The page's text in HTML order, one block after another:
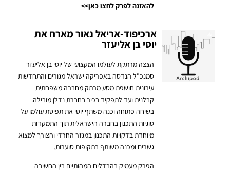
להאזנה לפרק לחצו כאן>>
ארכיפוד-אריאל נאור מארח את
יוסי בן אליעזר
הצצה מרתקת לעולמו המקצועי של יוסי בן אליעזר
סמנכ"ל הנדסה באפריקה ישראל מגורים והתחדשות
עירונית חושפת מסע מרתק מחברה משפחתית
קבלנית ועד לתפקיד בכיר בחברת נדלן מובילה.
בשיחה פתוחה וכנה משתף יוסי את תפיסת עולמו על
סוגיות התכנון בחברה הישראלית תוך התמקדות
מיוחדת בדקויות התכנון במגזר החרדי והצורך למצוא
גשרים ומכנה משותף בתקופות סוערות.
הפרק מעמיק בהבדלים המהותיים בין החשיבה